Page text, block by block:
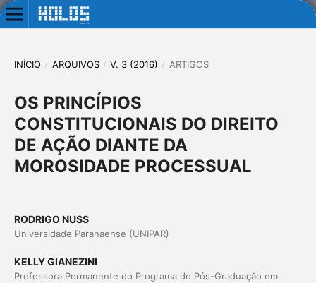
INÍCIO / ARQUIVOS / V. 3 (2016) / ARTIGOS
OS PRINCÍPIOS
CONSTITUCIONAIS DO DIREITO
DE AÇÃO DIANTE DA
MOROSIDADE PROCESSUAL
RODRIGO NUSS
Universidade Paranaense (UNIPAR)
KELLY GIANEZINI
Professora Permanente do Programa de Pós-Graduação em